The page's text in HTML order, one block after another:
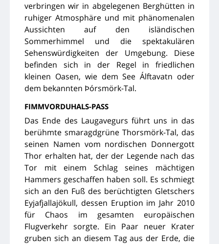
verbringen wir in abgelegenen Berghütten in
ruhiger Atmosphäre und mit phänomenalen
Aussichten auf den isländischen
Sommerhimmel und die spektakulären
Sehenswürdigkeiten der Umgebung. Diese
befinden sich in der Regel in friedlichen
kleinen Oasen, wie dem See Álftavatn oder
dem bekannten Þórsmörk-Tal.
FIMMVORDUHALS-PASS
Das Ende des Laugavegurs führt uns in das
berühmte smaragdgrüne Thorsmörk-Tal, das
seinen Namen vom nordischen Donnergott
Thor erhalten hat, der der Legende nach das
Tor mit einem Schlag seines mächtigen
Hammers geschaffen haben soll. Es schmiegt
sich an den Fuß des berüchtigten Gletschers
Eyjafjallajökull, dessen Eruption im Jahr 2010
für Chaos im gesamten europäischen
Flugverkehr sorgte. Ein Paar neuer Krater
gruben sich an diesem Tag aus der Erde, die